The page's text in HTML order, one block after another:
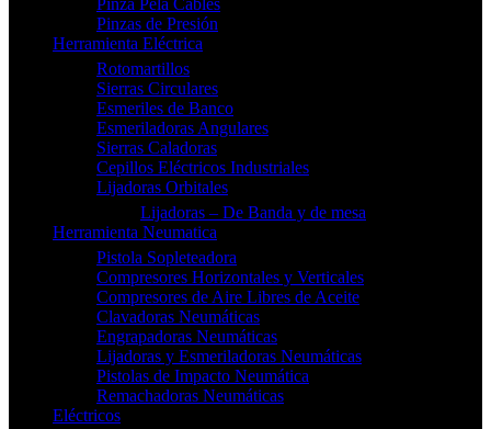
Pinza Pela Cables
Pinzas de Presión
Herramienta Eléctrica
Rotomartillos
Sierras Circulares
Esmeriles de Banco
Esmeriladoras Angulares
Sierras Caladoras
Cepillos Eléctricos Industriales
Lijadoras Orbitales
Lijadoras – De Banda y de mesa
Herramienta Neumatica
Pistola Sopleteadora
Compresores Horizontales y Verticales
Compresores de Aire Libres de Aceite
Clavadoras Neumáticas
Engrapadoras Neumáticas
Lijadoras y Esmeriladoras Neumáticas
Pistolas de Impacto Neumática
Remachadoras Neumáticas
Eléctricos